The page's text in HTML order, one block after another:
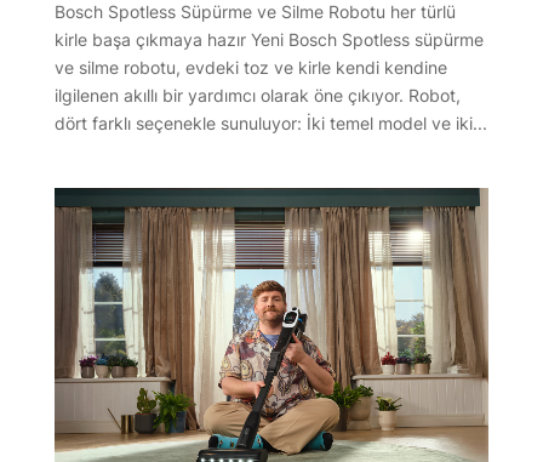
Bosch Spotless Süpürme ve Silme Robotu her türlü
kirle başa çıkmaya hazır Yeni Bosch Spotless süpürme
ve silme robotu, evdeki toz ve kirle kendi kendine
ilgilenen akıllı bir yardımcı olarak öne çıkıyor. Robot,
dört farklı seçenekle sunuluyor: İki temel model ve iki...